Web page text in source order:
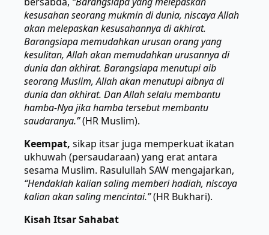
kesusahan seorang mukmin di dunia, niscaya Allah
akan melepaskan kesusahannya di akhirat.
Barangsiapa memudahkan urusan orang yang
kesulitan, Allah akan memudahkan urusannya di
dunia dan akhirat. Barangsiapa menutupi aib
seorang Muslim, Allah akan menutupi aibnya di
dunia dan akhirat. Dan Allah selalu membantu
hamba-Nya jika hamba tersebut membantu
saudaranya.”(HR Muslim).
Keempat, sikap itsar juga memperkuat ikatan
ukhuwah (persaudaraan) yang erat antara
sesama Muslim. Rasulullah SAW mengajarkan,
“Hendaklah kalian saling memberi hadiah, niscaya
kalian akan saling mencintai.”(HR Bukhari).
Kisah Itsar Sahabat